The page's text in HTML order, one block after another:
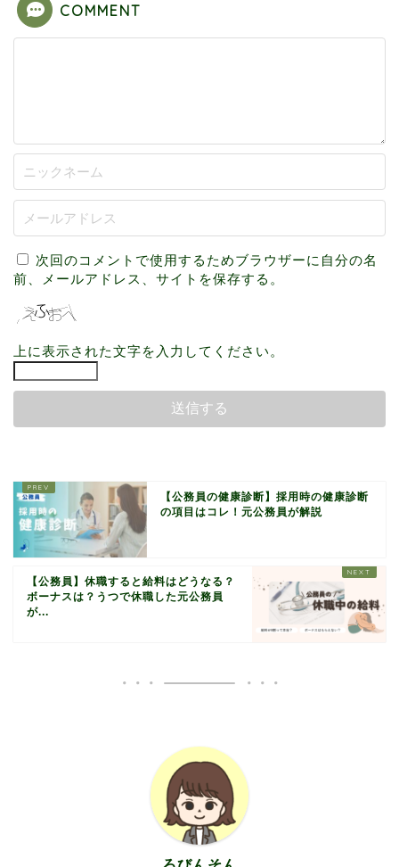
COMMENT
次回のコメントで使用するためブラウザーに自分の名
前、メールアドレス、サイトを保存する。
上に表示された文字を入力してください。
【公務員の健康診断】採用時の健康診断
の項目はコレ！元公務員が解説
【公務員】休職すると給料はどうなる？
ボーナスは？うつで休職した元公務員
が...